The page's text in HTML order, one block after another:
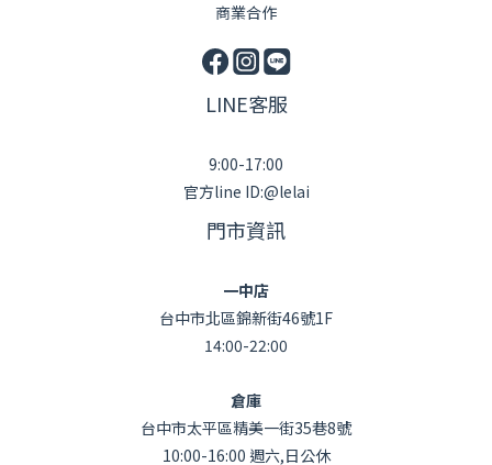
商業合作
LINE客服
9:00-17:00
官方line ID:@lelai
門市資訊
一中店
台中市北區錦新街46號1F
14:00-22:00
倉庫
台中市太平區精美一街35巷8號
10:00-16:00 週六,日公休